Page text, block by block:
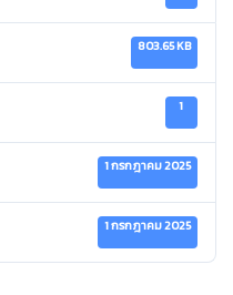
803.65 KB
1
1 กรกฎาคม 2025
1 กรกฎาคม 2025